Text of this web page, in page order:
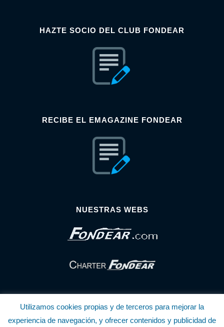
HAZTE SOCIO DEL CLUB FONDEAR
RECIBE EL EMAGAZINE FONDEAR
NUESTRAS WEBS
Utilizamos cookies propias y de terceros para mejorar la
experiencia de navegación, y ofrecer contenidos y publicidad de